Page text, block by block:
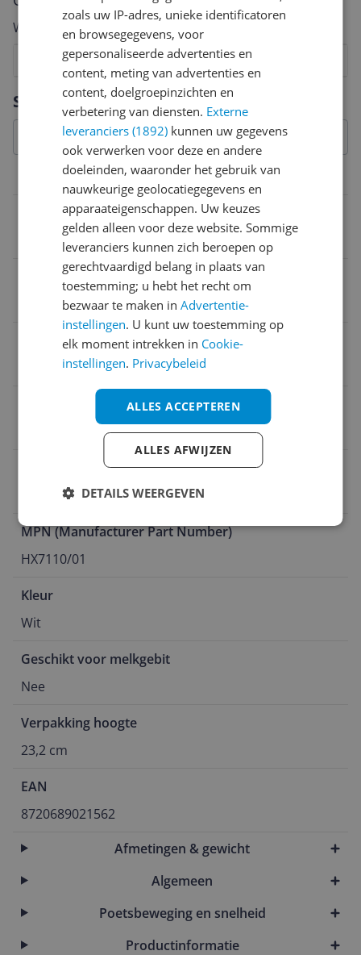
Specificaties
Overige kenmerken
Verpakking breedte
Verpakkingsinhoud
Optimal White-opzetborstel
Verpakking lengte
Sonische tandenborstel
MPN (Manufacturer Part Number)
HX7110/01
Kleur
Wit
Geschikt voor melkgebit
Nee
Verpakking hoogte
23,2 cm
EAN
8720689021562
Afmetingen & gewicht
Algemeen
Poetsbeweging en snelheid
Productinformatie
Welk cijfer geef jij dit product?
7
6
5
4
3
2
Vraag 1 van 4
zoals uw IP-adres, unieke identificatoren
en browsegegevens, voor
gepersonaliseerde advertenties en
content, meting van advertenties en
content, doelgroepinzichten en
verbetering van diensten. Externe
leveranciers (1892) kunnen uw gegevens
ook verwerken voor deze en andere
doeleinden, waaronder het gebruik van
nauwkeurige geolocatiegegevens en
apparaateigenschappen. Uw keuzes
gelden alleen voor deze website. Sommige
leveranciers kunnen zich beroepen op
gerechtvaardigd belang in plaats van
toestemming; u hebt het recht om
bezwaar te maken inAdvertentie-
instellingen. U kunt uw toestemming op
elk moment intrekken in Cookie-
instellingen. Privacybeleid
ALLES ACCEPTEREN
ALLES AFWIJZEN
DETAILS WEERGEVEN